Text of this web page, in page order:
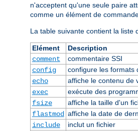
n'acceptent qu'une seule paire
comme un élément de
La table suivante contient la liste
Elément
Description
comment
commentaire SSI
config
configure les formats
echo
affiche le contenu de
exec
exécute des
fsize
affiche la taille d'un
flastmod affiche la date de
include
inclut un fichier